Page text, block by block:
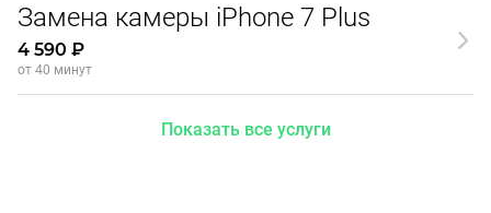
Замена камеры iPhone 7 Plus
4 590 ₽
от 40 минут
Показать все услуги